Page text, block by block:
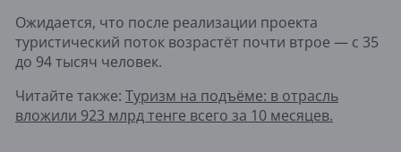
Ожидается, что после реализации проекта
туристический поток возрастёт почти втрое — с 35
до 94 тысяч человек.
Читайте также: Туризм на подъёме: в отрасль
вложили 923 млрд тенге всего за 10 месяцев.